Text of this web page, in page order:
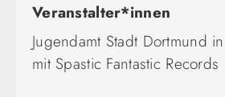
Veranstalter*innen
Jugendamt Stadt Dortmund
mit Spastic Fantastic Records